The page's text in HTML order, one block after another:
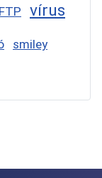
FTP vírus
smiley